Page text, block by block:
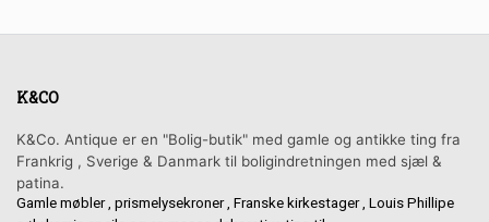
K&CO
K&Co. Antique er en "Bolig-butik" med gamle og antikke ting fra
Frankrig , Sverige & Danmark til boligindretningen med sjæl &
patina.
Gamle møbler , prismelysekroner , Franske kirkestager , Louis Phillipe